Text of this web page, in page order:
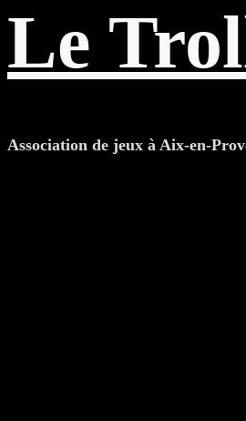
Le
Association de jeux à Aix-en-